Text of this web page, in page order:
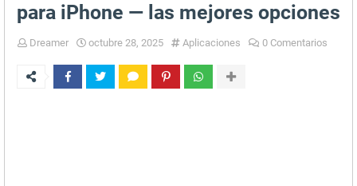
para iPhone — las mejores opciones
Dreamer octubre 28, 2025 Aplicaciones 0 Comentarios